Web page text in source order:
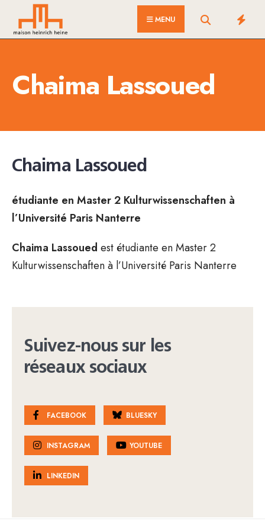
MENU
Chaima Lassoued
Chaima Lassoued
étudiante en Master 2 Kulturwissenschaften à
l’Université Paris Nanterre
Chaima Lassoued est étudiante en Master 2
Kulturwissenschaften à l’Université Paris Nanterre
Suivez-nous sur les
réseaux sociaux
FACEBOOK BLUESKY
INSTAGRAM YOUTUBE
LINKEDIN